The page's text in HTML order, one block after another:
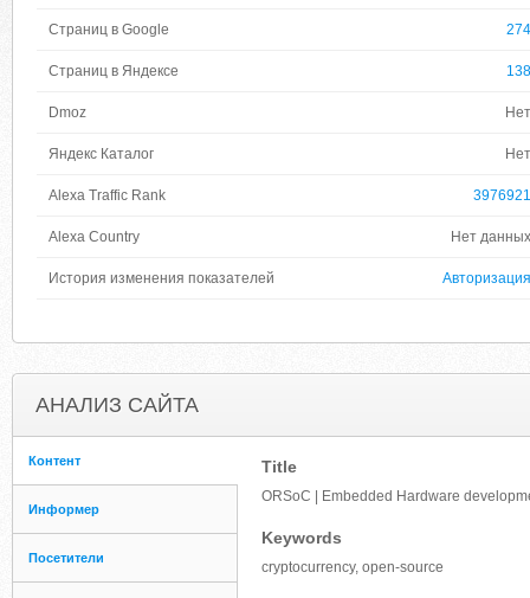
Страниц в Google 274
Страниц в Яндексе 138
Dmoz Нет
Яндекс Каталог Нет
Alexa Traffic Rank 3976921
Alexa Country Нет данных
История изменения показателей Авторизация
АНАЛИЗ САЙТА
Контент
Информер
Посетители
Title
ORSoC | Embedded Hardware
Keywords
cryptocurrency, open-source